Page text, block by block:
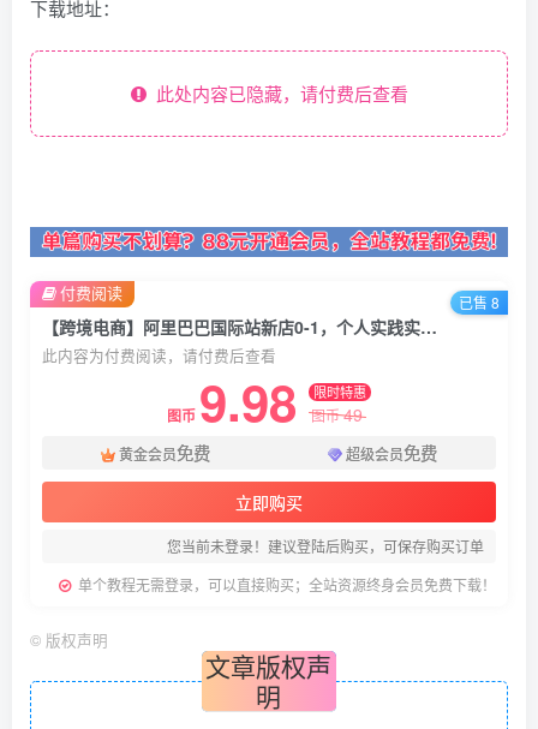
下载地址：
此处内容已隐藏，请付费后查看
【跨境电商】阿里巴巴国际站新店0-1，个人实践实操录制从0-1基建，店铺基建学这个就够了
此内容为付费阅读，请付费后查看
图币 9.98 限时特惠
图币49
黄金会员免费 超级会员免费
立即购买
您当前未登录！建议登陆后购买，可保存购买订单
单个教程无需登录，可以直接购买；全站资源终身会员免费下载！
付费阅读 已售 8
© 版权声明
文章版权声
明